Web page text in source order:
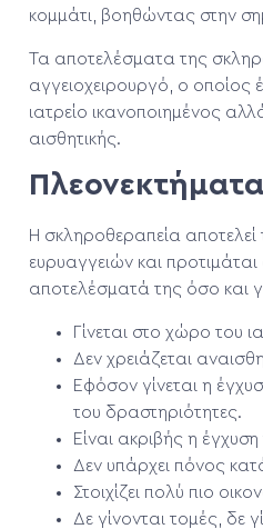
κομμάτι, βοηθώντας στην
Τα αποτελέσματα της
αγγειοχειρουργό, ο οποίος
ιατρείο ικανοποιημένος
αισθητικής.
Πλεονεκτήματα
Η σκληροθεραπεία
ευρυαγγειών και
αποτελέσματά της όσο και
Γίνεται στο χώρο του
Δεν χρειάζεται
Εφόσον γίνεται η
του δραστηριότητες.
Είναι ακριβής η
Δεν υπάρχει πόνος
Στοιχίζει πολύ πιο
Δε γίνονται τομές, δε